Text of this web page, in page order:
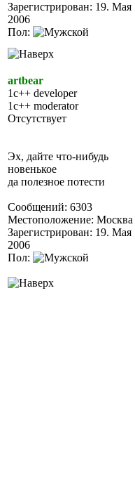
Зарегистрирован: 19. Мая
2006
Пол:
artbear
1c++ developer
1c++ moderator
Отсутствует
Эх, дайте что-нибудь
новенькое
да полезное потести
Сообщений: 6303
Местоположение: Москва
Зарегистрирован: 19. Мая
2006
Пол: